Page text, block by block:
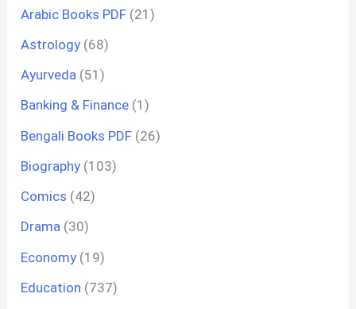
Arabic Books PDF (21)
Astrology (68)
Ayurveda (51)
Banking & Finance (1)
Bengali Books PDF (26)
Biography (103)
Comics (42)
Drama (30)
Economy (19)
Education (737)